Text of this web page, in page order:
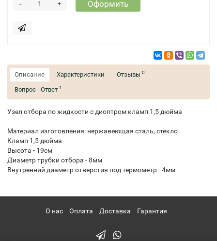
+
- Оформить
Описание Характеристики Отзывы 0
Вопрос - Ответ 1
Узел отбора по жидкости с диоптром кламп 1,5 дюйма
Материал изготовления: нержавеющая сталь, стекло
Кламп 1,5 дюйма
Высота - 19см
Диаметр трубки отбора - 8мм
Внутренний диаметр отверстия под термометр - 4мм
О нас Оплата Доставка Гарантия